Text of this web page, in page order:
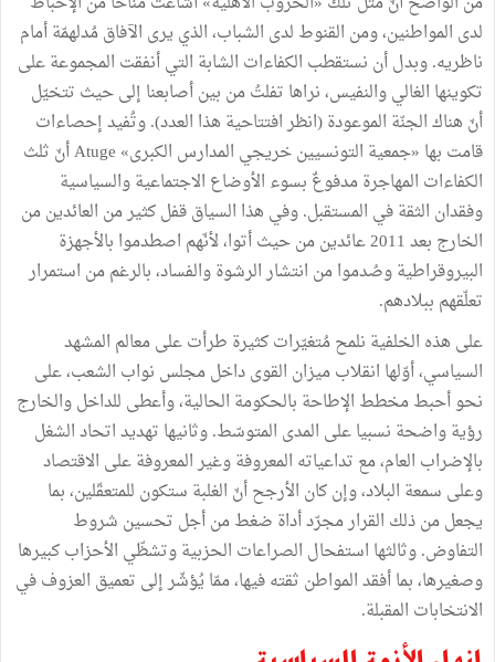
لدى المواطنين، ومن القنوط لدى الشباب، الذي يرى الآفاق مُدلهمّة أمام
ناظريه. وبدل أن نستقطب الكفاءات الشابة التي أنفقت المجموعة على
تكوينها الغالي والنفيس، نراها تفلتُ من بين أصابعنا إلى حيث تتخيّل
أنّ هناك الجنّة الموعودة (انظر افتتاحية هذا العدد). وتُفيد إحصاءات
قامت بها «جمعية التونسيين خريجي المدارس الكبرى» Atuge أنّ ثلث
الكفاءات المهاجرة مدفوعٌ بسوء الأوضاع الاجتماعية والسياسية
وفقدان الثقة في المستقبل. وفي هذا السياق قفل كثير من العائدين من
الخارج بعد 2011 عائدين من حيث أتوا، لأنّهم اصطدموا بالأجهزة
البيروقراطية وصُدموا من انتشار الرشوة والفساد، بالرغم من استمرار
تعلّقهم ببلادهم.
على هذه الخلفية نلمح مُتغيّرات كثيرة طرأت على معالم المشهد
السياسي، أوّلها انقلاب ميزان القوى داخل مجلس نواب الشعب، على
نحو أحبط مخطط الإطاحة بالحكومة الحالية، وأعطى للداخل والخارج
رؤية واضحة نسبيا على المدى المتوسّط. وثانيها تهديد اتحاد الشغل
بالإضراب العام، مع تداعياته المعروفة وغير المعروفة على الاقتصاد
وعلى سمعة البلاد، وإن كان الأرجح أنّ الغلبة ستكون للمتعقّلين، بما
يجعل من ذلك القرار مجرّد أداة ضغط من أجل تحسين شروط
التفاوض. وثالثها استفحال الصراعات الحزبية وتشظّي الأحزاب كبيرها
وصغيرها، بما أفقد المواطن ثقته فيها، ممّا يُؤشّر إلى تعميق العزوف في
الانتخابات المقبلة.